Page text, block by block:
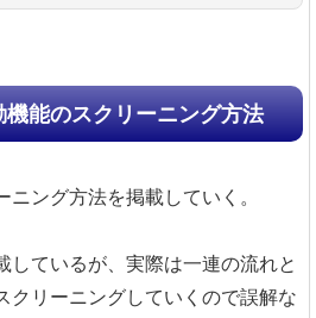
能のスクリーニング方法
ング方法を掲載していく。
しているが、実際は一連の流れと
クリーニングしていくので誤解な